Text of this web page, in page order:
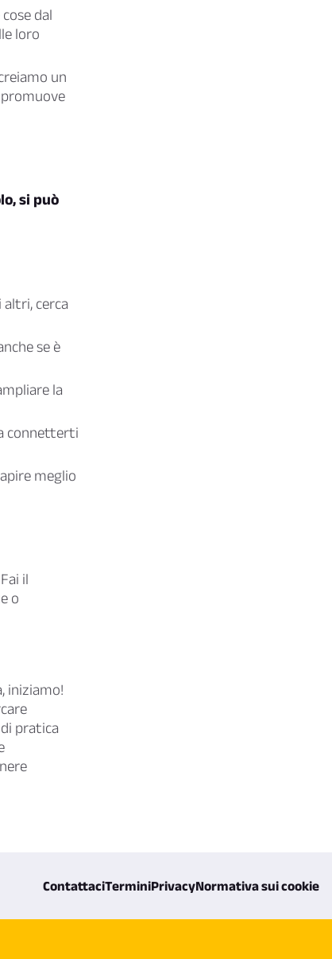
dal
loro
un
si può
altri, cerca
se è
la
connetterti
meglio
Fai il
o
iniziamo!
pratica
ContattaciTerminiPrivacyNormativa sui cookie